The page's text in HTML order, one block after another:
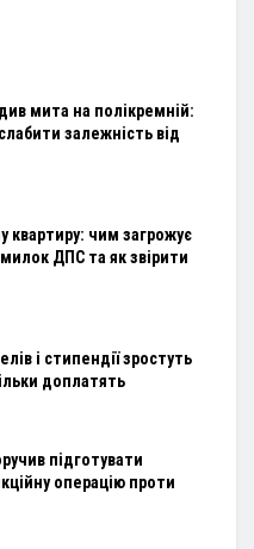
мита на полікремній:
залежність від
квартиру: чим загрожує
ДПС та як звірити
і стипендії зростуть
доплатять
підготувати
операцію проти